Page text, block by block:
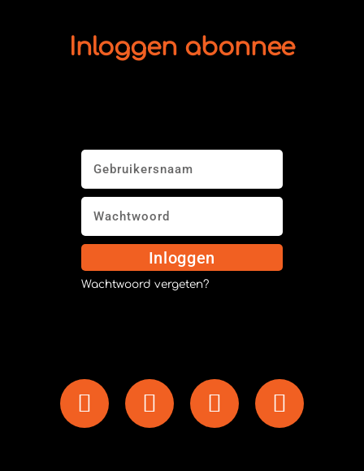
Inloggen abonnee
Inloggen
Wachtwoord vergeten?